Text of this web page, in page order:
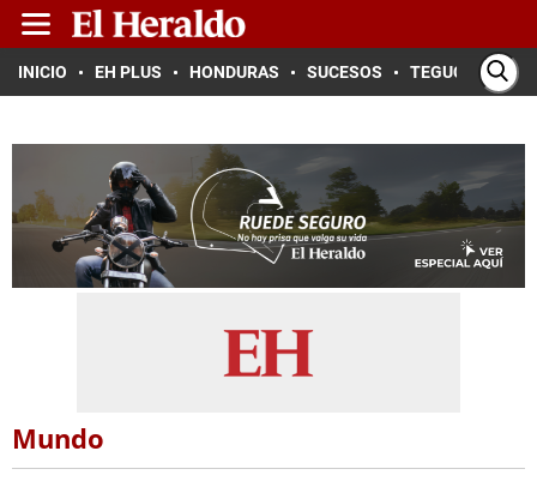
INICIO EH PLUS HONDURAS SUCESOS TEGUCIGALPA
Mundo